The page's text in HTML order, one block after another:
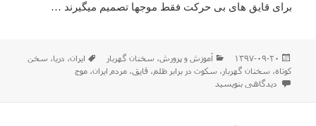
برای قایق های بی حرکت فقط موجها تصمیم میگیرند …
ارسال
شده
در
۱۳۹۷-۰۹-۲۰ دسته‌ها
آموزش و پرورش، سخنان گهربار برچسب‌ها
ایران، دریا، سخن
کوتاه، سخنان گهربار ، سکوت در برابر ظلم،قایق،مردم ایران،موج
برای سخنان گهربار
دیدگاهی بنویسید